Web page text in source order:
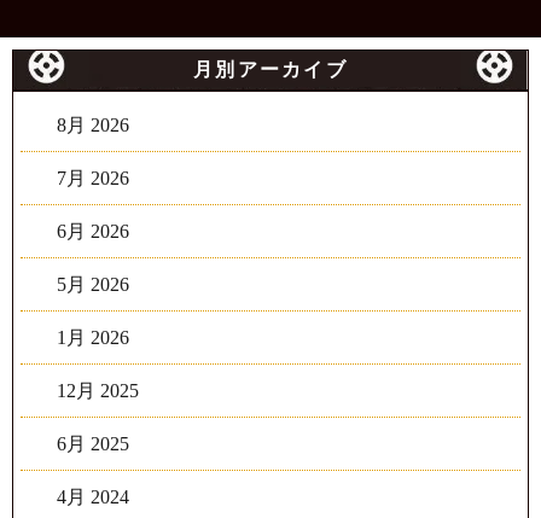
月別アーカイブ
8月 2026
7月 2026
6月 2026
5月 2026
1月 2026
12月 2025
6月 2025
4月 2024